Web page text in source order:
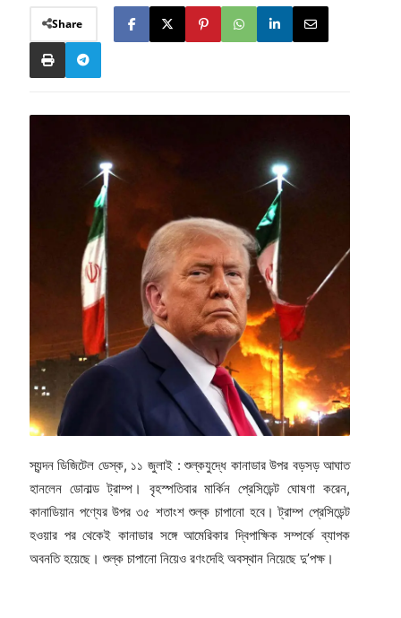
Share
স্যন্দন ডিজিটেল ডেস্ক, ১১ জুলাই : শুল্কযুদ্ধে কানাডার উপর বড়সড় আঘাত
হানলেন ডোনাল্ড ট্রাম্প। বৃহস্পতিবার মার্কিন প্রেসিডেন্ট ঘোষণা করেন,
কানাডিয়ান পণ্যের উপর ৩৫ শতাংশ শুল্ক চাপানো হবে। ট্রাম্প প্রেসিডেন্ট
হওয়ার পর থেকেই কানাডার সঙ্গে আমেরিকার দ্বিপাক্ষিক সম্পর্কে ব্যাপক
অবনতি হয়েছে। শুল্ক চাপানো নিয়েও রণংদেহি অবস্থান নিয়েছে দু’পক্ষ।